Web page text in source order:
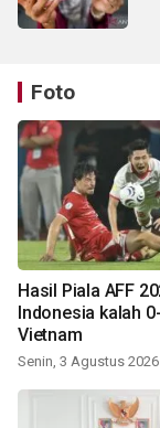
Foto
Hasil Piala AFF
Indonesia kalah
Vietnam
Senin, 3 Agustus 2026